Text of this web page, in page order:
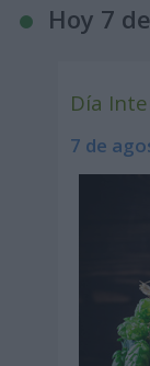
Hoy 7
Día
7 de